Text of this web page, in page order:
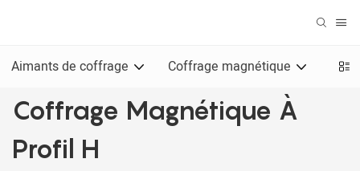
Aimants de coffrage Coffrage magnétique
Coffrage Magnétique À
Profil H